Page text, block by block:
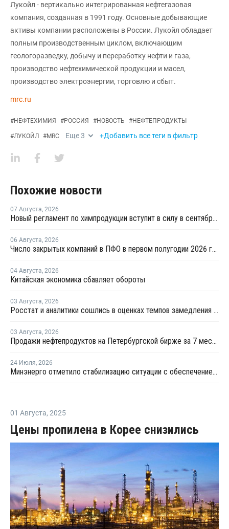
Лукойл - вертикально интегрированная нефтегазовая
компания, созданная в 1991 году. Основные добывающие
активы компании расположены в России. Лукойл обладает
полным производственным циклом, включающим
геологоразведку, добычу и переработку нефти и газа,
производство нефтехимической продукции и масел,
производство электроэнергии, торговлю и сбыт.
mrc.ru
#НЕФТЕХИМИЯ #РОССИЯ #НОВОСТЬ #НЕФТЕПРОДУКТЫ
#ЛУКОЙЛ #MRC Еще3 +Добавить все теги в фильтр
Похожие новости
07 Августа, 2026
Новый регламент по химпродукции вступит в силу в сентябре 2027 года
06 Августа, 2026
Число закрытых компаний в ПФО в первом полугодии 2026 года вдвое превысило число новых
04 Августа, 2026
Китайская экономика сбавляет обороты
03 Августа, 2026
Росстат и аналитики сошлись в оценках темпов замедления экономики
03 Августа, 2026
Продажи нефтепродуктов на Петербургской бирже за 7 месяцев снизились на 11,2%, в июле – на 35,6%
24 Июля, 2026
Минэнерго отметило стабилизацию ситуации с обеспечением топливом в ряде регионов
01 Августа, 2025
Цены пропилена в Корее снизились